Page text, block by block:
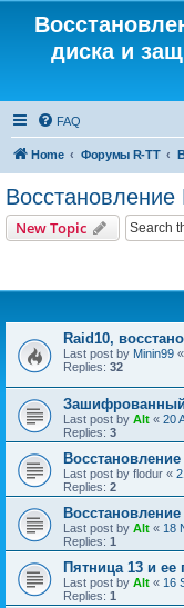
диска и
FAQ
Home Форумы R-TT
Восстановление
New Topic
Raid10,
Last post by Minin99 «
Replies: 32
Зашифрованный
Last post by Alt « 20
Replies: 3
Last post by flodur «
Replies: 2
Восстановление
Last post by Alt « 18
Replies: 1
Пятница 13 и ее
Last post by Alt « 16
Replies: 1